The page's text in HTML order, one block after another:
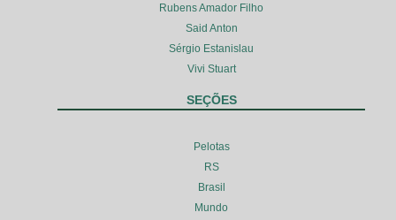
Rubens Amador Filho
Said Anton
Sérgio Estanislau
Vivi Stuart
SEÇÕES
Pelotas
RS
Brasil
Mundo